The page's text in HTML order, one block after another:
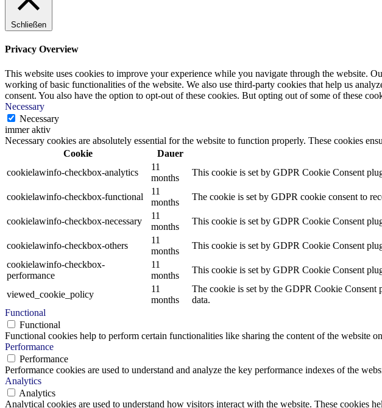
Schließen
Privacy Overview
This website uses cookies to improve your experience while you navigate through the website.
working of basic functionalities of the website. We also use third-party cookies that help us
consent. You also have the option to opt-out of these cookies. But opting out of some of these
Necessary
Necessary
immer aktiv
Necessary cookies are absolutely essential for the website to function properly. These cookies
Cookie
Dauer
cookielawinfo-checkbox-analytics
11
months
This cookie is set by GDPR Cookie Consent
cookielawinfo-checkbox-functional
11
months
The cookie is set by GDPR cookie consent to
cookielawinfo-checkbox-necessary
11
months
This cookie is set by GDPR Cookie Consent
cookielawinfo-checkbox-others
11
months
This cookie is set by GDPR Cookie Consent
cookielawinfo-checkbox-
performance
11
months
This cookie is set by GDPR Cookie Consent
viewed_cookie_policy
11
months
The cookie is set by the GDPR Cookie Consent
data.
Functional
Functional
Functional cookies help to perform certain functionalities like sharing the content of the website
Performance
Performance
Performance cookies are used to understand and analyze the key performance indexes of the
Analytics
Analytics
Analytical cookies are used to understand how visitors interact with the website. These cookies